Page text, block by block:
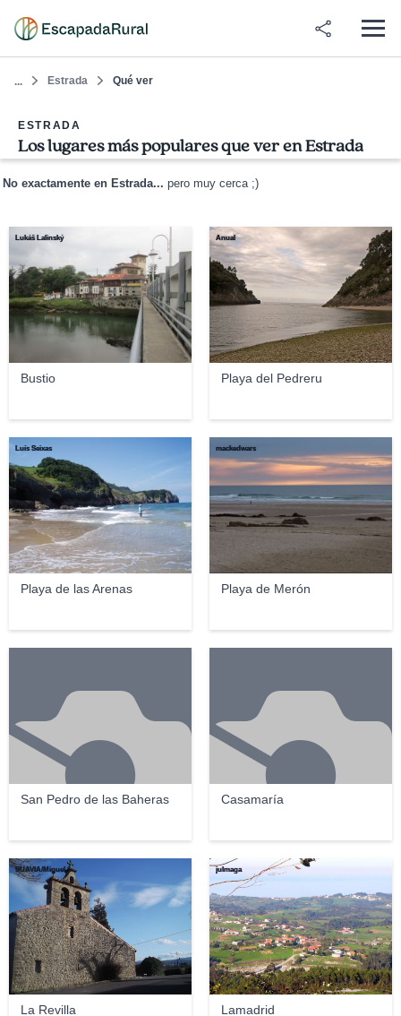
... Estrada Qué ver
ESTRADA
Los lugares más populares que ver en Estrada
No exactamente en Estrada... pero muy cerca ;)
Bustio
Lukáš Lalinský
Playa del Pedreru
Anual
Playa de las Arenas
Luís Seixas
Playa de Merón
mackedwars
San Pedro de las Baheras Casamaría
La Revilla
SUAVIA/Miguel 1
Lamadrid
julmaga